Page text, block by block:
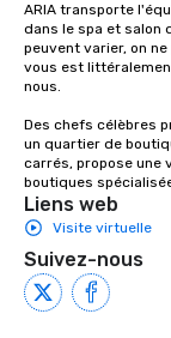
ARIA transporte
dans le spa et salon
peuvent varier, on
vous est
nous.
Des chefs célèbres
un quartier de
carrés, propose une
boutiques
Liens web
Visite virtuelle
Suivez-nous